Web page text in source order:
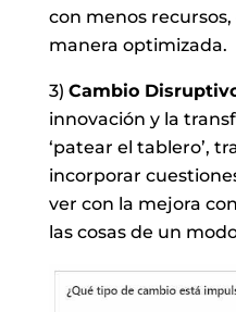
con menos
manera optimizada.
3) Cambio
innovación y la
‘patear el tablero’,
incorporar
ver con la mejora
las cosas de un